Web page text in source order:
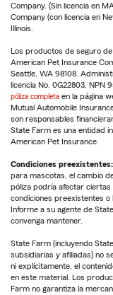
Company. (Sin licencia en
Company (con licencia en
Illinois.
Los productos de seguro
American Pet Insurance
Seattle, WA 98108.
licencia No. 0G22803, NPN
póliza completa en la página
Mutual Automobile
son responsables
State Farm es una entidad
American Pet Insurance.
Condiciones preexistentes:
para mascotas, el cambio
póliza podría afectar
condiciones preexistentes o
Informe a su agente de
convenga mantener.
State Farm (incluyendo
subsidiarias y afiliadas) no
ni explícitamente, el
en este material. Los
Farm no garantiza la